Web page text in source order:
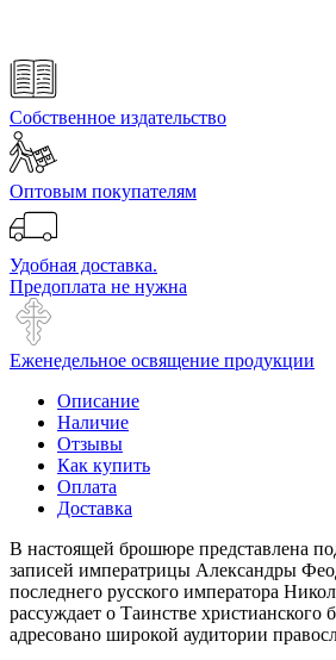
Собственное издательство
Оптовым покупателям
Удобная доставка.
Предоплата не нужна
Еженедельное освящение продукции
Описание
Наличие
Отзывы
Как купить
Оплата
Доставка
В настоящей брошюре представлена
записей императрицы Александры
последнего русского императора
рассуждает о Таинстве христианского
адресовано широкой аудитории